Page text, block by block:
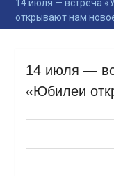
14 июля — встреча
открывают нам
14 июля —
«Юбилеи